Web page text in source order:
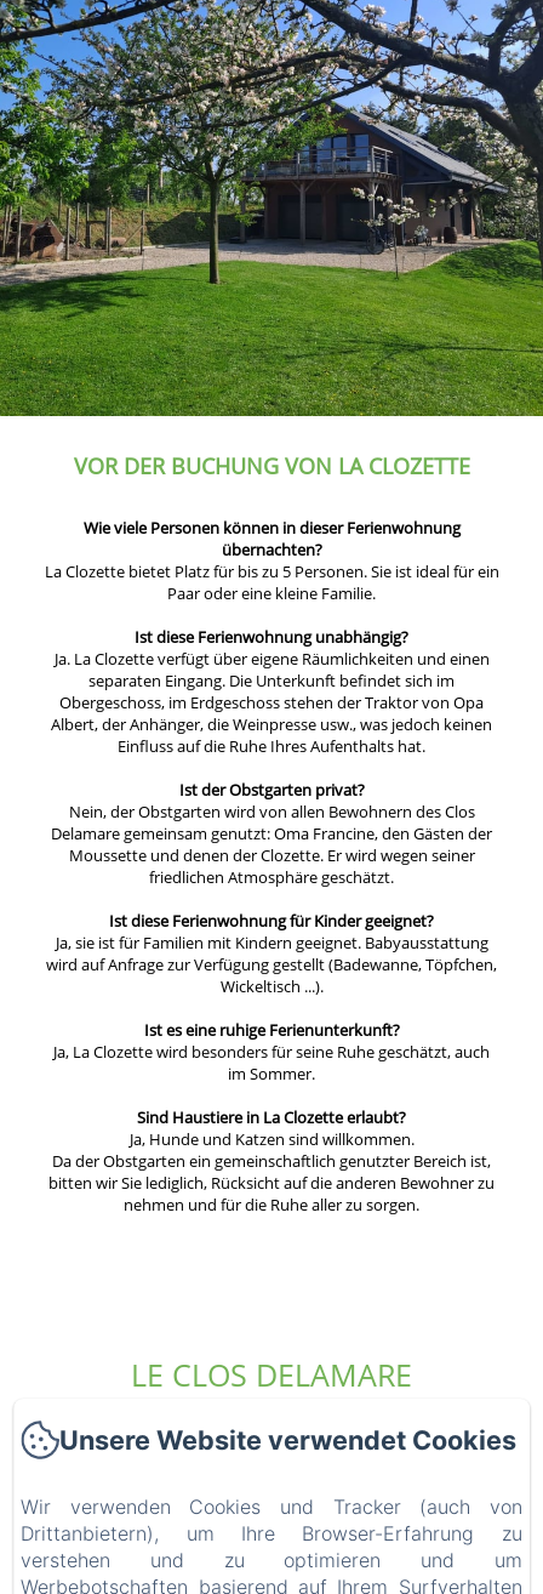
VOR DER BUCHUNG VON LA CLOZETTE
Wie viele Personen können in dieser Ferienwohnung
übernachten?
La Clozette bietet Platz für bis zu 5 Personen. Sie ist ideal für ein
Paar oder eine kleine Familie.
Ist diese Ferienwohnung unabhängig?
Ja. La Clozette verfügt über eigene Räumlichkeiten und einen
separaten Eingang. Die Unterkunft befindet sich im
Obergeschoss, im Erdgeschoss stehen der Traktor von Opa
Albert, der Anhänger, die Weinpresse usw., was jedoch keinen
Einfluss auf die Ruhe Ihres Aufenthalts hat.
Ist der Obstgarten privat?
Nein, der Obstgarten wird von allen Bewohnern des Clos
Delamare gemeinsam genutzt: Oma Francine, den Gästen der
Moussette und denen der Clozette. Er wird wegen seiner
friedlichen Atmosphäre geschätzt.
Ist diese Ferienwohnung für Kinder geeignet?
Ja, sie ist für Familien mit Kindern geeignet. Babyausstattung
wird auf Anfrage zur Verfügung gestellt (Badewanne, Töpfchen,
Wickeltisch ...).
Ist es eine ruhige Ferienunterkunft?
Ja, La Clozette wird besonders für seine Ruhe geschätzt, auch
im Sommer.
Sind Haustiere in La Clozette erlaubt?
Ja, Hunde und Katzen sind willkommen.
Da der Obstgarten ein gemeinschaftlich genutzter Bereich ist,
bitten wir Sie lediglich, Rücksicht auf die anderen Bewohner zu
nehmen und für die Ruhe aller zu sorgen.
LE CLOS DELAMARE
Wer sind wir?
Erfahrungen
Die Umgebung
Unsere Website verwendet Cookies
Wir verwenden Cookies und Tracker (auch von
Drittanbietern), um Ihre Browser-Erfahrung zu
verstehen und zu optimieren und um
Werbebotschaften basierend auf Ihrem Surfverhalten